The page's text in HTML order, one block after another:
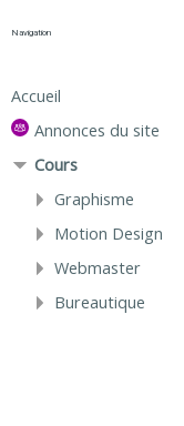
Navigation
Accueil
Annonces du site
Cours
Graphisme
Motion Design
Webmaster
Bureautique